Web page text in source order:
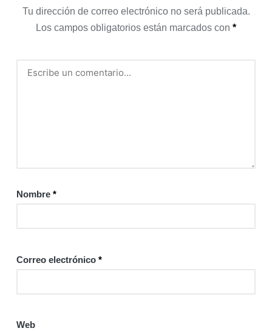
Tu dirección de correo electrónico no será publicada.
Los campos obligatorios están marcados con *
Nombre *
Correo electrónico *
Web